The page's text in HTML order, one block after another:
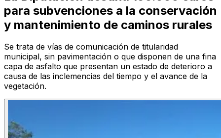
para subvenciones a la conservación
y mantenimiento de caminos rurales
Se trata de vías de comunicación de titularidad
municipal, sin pavimentación o que disponen de una fina
capa de asfalto que presentan un estado de deterioro a
causa de las inclemencias del tiempo y el avance de la
vegetación.